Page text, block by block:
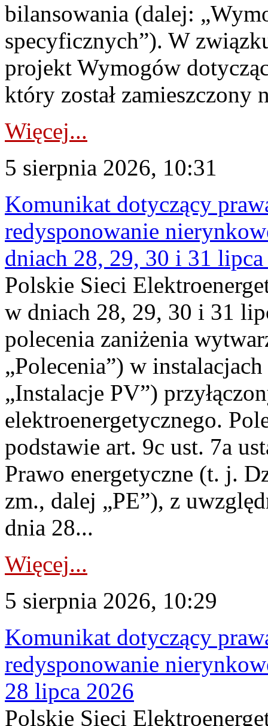
bilansowania (dalej:
specyficznych”). W
projekt Wymogów
który został zamieszczony
Więcej...
5 sierpnia 2026, 10:31
Komunikat dotyczący
redysponowanie
dniach 28, 29, 30 i 31
Polskie Sieci
w dniach 28, 29, 30 i 31
polecenia zaniżenia
„Polecenia”) w
„Instalacje PV”)
elektroenergetycznego.
podstawie art. 9c ust. 7a
Prawo energetyczne (t. j.
zm., dalej „PE”), z
dnia 28...
Więcej...
5 sierpnia 2026, 10:29
Komunikat dotyczący
redysponowanie
28 lipca 2026
Polskie Sieci